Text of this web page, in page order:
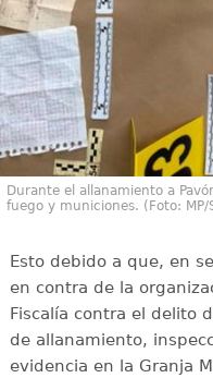
Durante el allanamiento a
fuego y municiones. (Foto: MP/
Esto debido a que, en
en contra de la
Fiscalía contra el delito
de allanamiento,
evidencia en la Granja